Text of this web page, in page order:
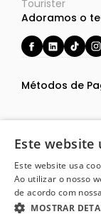
53,00€
37,10€
Tourister
Adoramos o
Métodos de
Termos e
Política de
Politica de
Este website
Este website usa
Ao utilizar o nosso
de acordo com
MOSTRAR